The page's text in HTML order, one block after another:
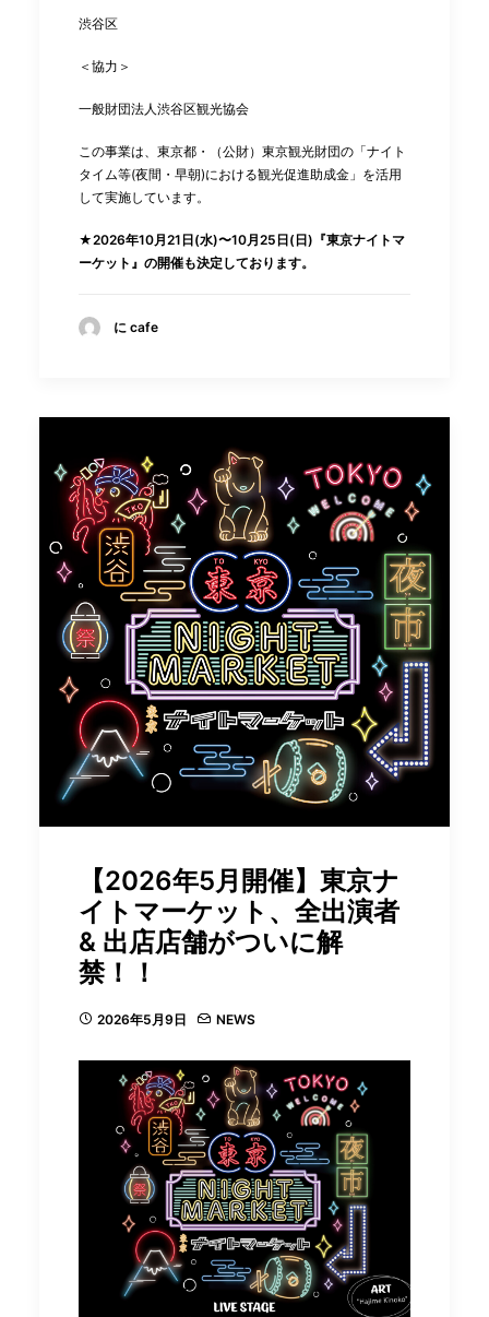
渋谷区
＜協力＞
一般財団法人渋谷区観光協会
この事業は、東京都・（公財）東京観光財団の「ナイト
タイム等(夜間・早朝)における観光促進助成金」を活用
して実施しています。
★2026年10月21日(水)〜10月25日(日)『東京ナイトマ
ーケット』の開催も決定しております。
に cafe
【2026年5月開催】東京ナ
イトマーケット、全出演者
& 出店店舗がついに解
禁！！
2026年5月9日 NEWS